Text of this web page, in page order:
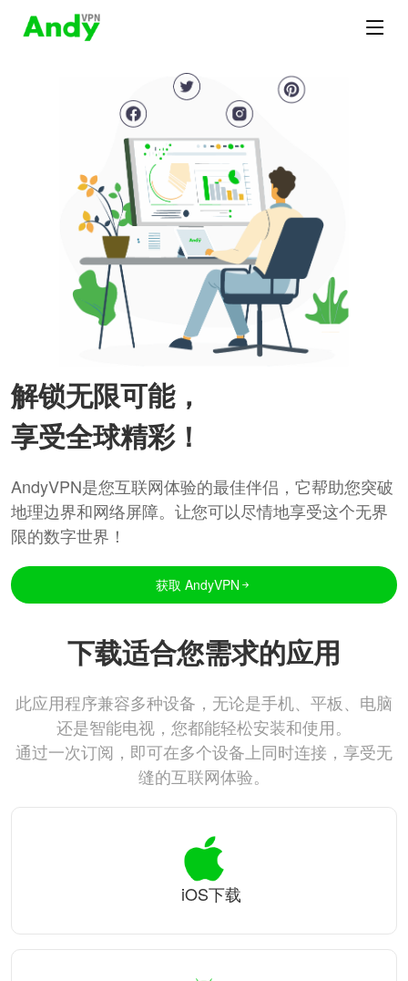
解锁无限可能，
享受全球精彩！
AndyVPN是您互联网体验的最佳伴侣，它帮助您突破
地理边界和网络屏障。让您可以尽情地享受这个无界
限的数字世界！
获取 AndyVPN
下载适合您需求的应用
此应用程序兼容多种设备，无论是手机、平板、电脑
还是智能电视，您都能轻松安装和使用。
通过一次订阅，即可在多个设备上同时连接，享受无
缝的互联网体验。
iOS下载